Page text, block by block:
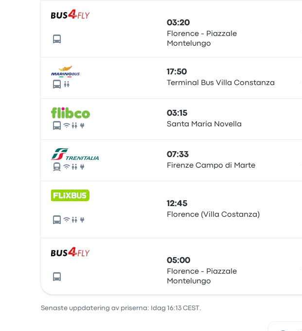
03:20
Florence - Piazzale
Montelungo
17:50
Terminal Bus Villa Constanza
03:15
Santa Maria Novella
07:33
Firenze Campo di Marte
12:45
Florence (Villa Costanza)
05:00
Florence - Piazzale
Montelungo
Senaste uppdatering av priserna: Idag 16:13 CEST.